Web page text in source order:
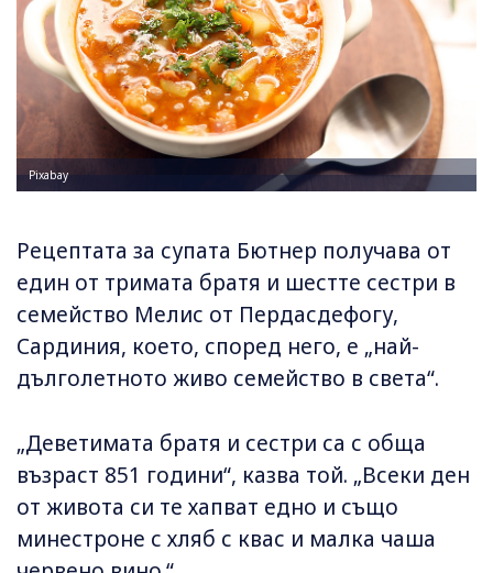
Pixabay
Рецептата за супата Бютнер получава от
един от тримата братя и шестте сестри в
семейство Мелис от Пердасдефогу,
Сардиния, което, според него, е „най-
дълголетното живо семейство в света“.
„Деветимата братя и сестри са с обща
възраст 851 години“, казва той. „Всеки ден
от живота си те хапват едно и също
минестроне с хляб с квас и малка чаша